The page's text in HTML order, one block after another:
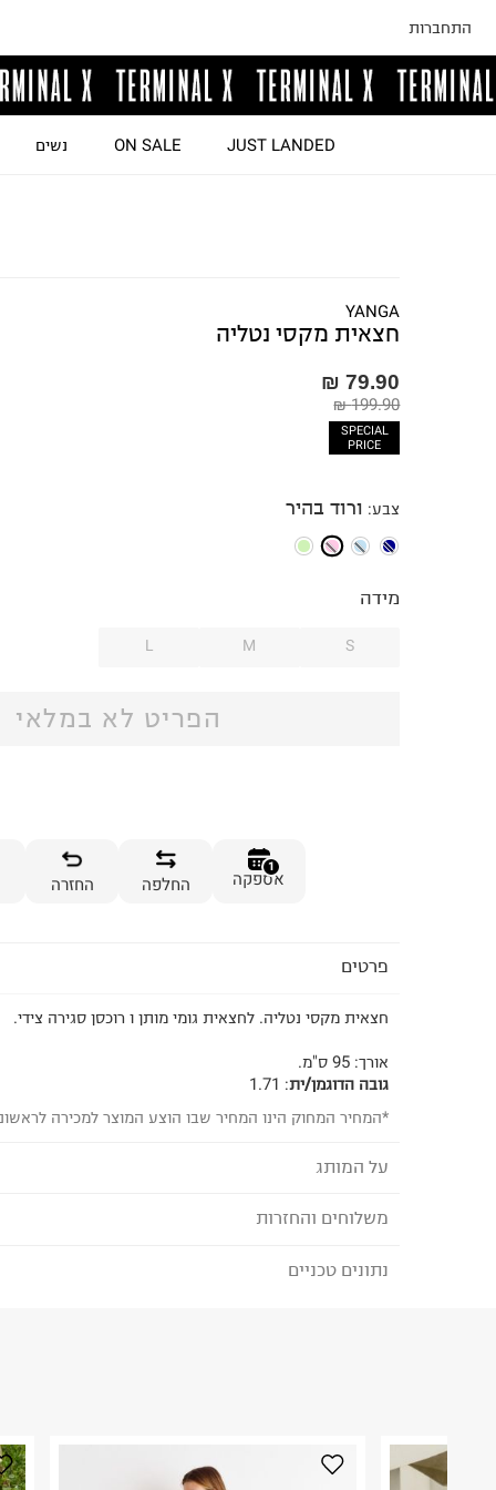
התחברות
JUST LANDED
ON SALE נשים
YANGA
חצאית מקסי נטליה
79.90 ₪
199.90 ₪
SPECIAL
PRICE
צבע: ורוד בהיר
מידה
S
M
L
הפריט לא במלאי
1
אספקה החלפה החזרה
פרטים
חצאית מקסי נטליה. לחצאית גומי מותן ו רוכסן סגירה צידי.
אורך: 95 ס"מ.
גובה הדוגמן/ית:
1.71
*המחיר המחוק הינו המחיר שבו הוצע המוצר למכירה
על המותג
YANGA - יאנגה
משלוחים והחזרות
לבחירת בשיטת המשלוח המתאימה לכם,
לפני החזרת החבילה, חשוב להדביק את מדבקת
נתונים טכניים